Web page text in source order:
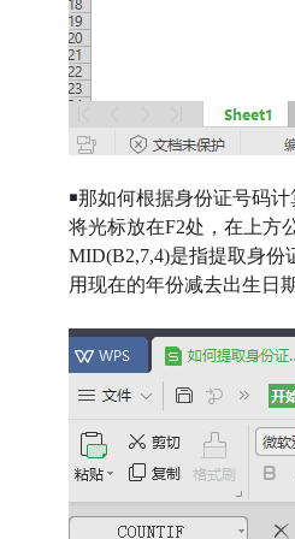
￭那如何根据身份证号码计
将光标放在F2处，在上方
MID(B2,7,4)是指提取身份
用现在的年份减去出生日